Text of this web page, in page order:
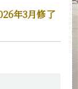
年3月修了